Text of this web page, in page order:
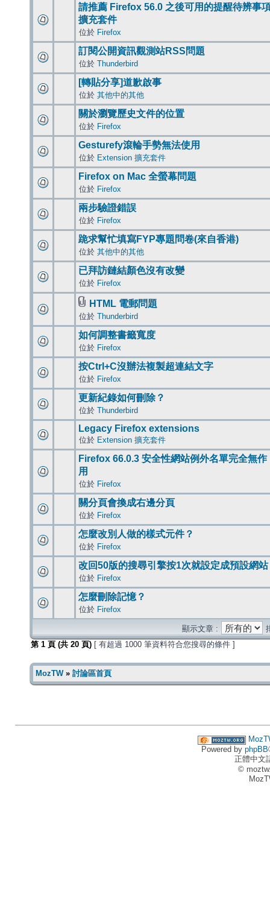
請推薦 Firefox 56.0 之後可用的提醒待辨事
擴充套件
位於 Firefox
訂閱公開資訊觀測站RSS問題
位於 Thunderbird
[轉貼分享]道歉啟事
位於 其他中的其他
關於瀏覽歷史文件的位置
位於 Firefox
Gesturefy滾輪手勢無法使用
位於 Extension 擴充套件
Firefox on Mac 全螢幕問題
位於 Firefox
兩步驗證錯誤
位於 Firefox
跪求幫忙填寫FYP專題問卷(來自香港)
位於 其他中的其他
已拜訪鏈結顏色沒有改變
位於 Firefox
HTML 電郵問題
位於 Thunderbird
如何調整書籤寬度
位於 Firefox
按Ctrl+C沒辦法複製超連結文字
位於 Firefox
更新紀錄如何刪除？
位於 Thunderbird
Legacy Firefox extensions
位於 Extension 擴充套件
Firefox 66.0.3 安全性網站例外名單完全無作
用
位於 Firefox
關分頁會換成右邊分頁
位於 Firefox
怎麼改別人做的樣式元件？
位於 Firefox
改回50版的搜尋引擎按1次就設定成預設網站
位於 Firefox
怎麼刪除記憶？
位於 Firefox
顯示文章 :
第 1 頁 (共 20 頁) [ 有超過 1000 筆資料符合您搜尋的條件 ]
MozTW» 討論區首頁
Powered by phpBB
正體中文
©